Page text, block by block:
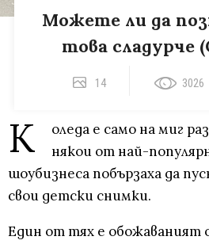
Можете ли да
това
14 3026
К
оледа е само на миг
някои от най-
шоубизнеса побързаха да
свои детски снимки.
Един от тях е обожаваният